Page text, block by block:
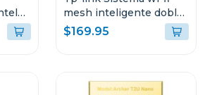
mesh inteligente doble
banda a1900 3 pack
$169.95